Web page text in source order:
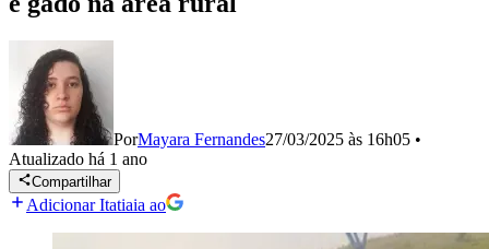
PorMayara Fernandes27/03/2025 às 16h05 •
Atualizado há 1 ano
Compartilhar
Adicionar Itatiaia ao